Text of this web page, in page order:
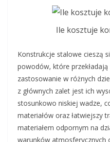
Ile kosztuje
Konstrukcje stalowe cieszą
powodów, które przekładają
zastosowanie w różnych
z głównych zalet jest ich
stosunkowo niskiej wadze,
materiałów oraz łatwiejszy
materiałem odpornym na
warunków atmosferycznych